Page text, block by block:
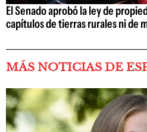
El Senado aprobó la ley de
capítulos de tierras rurales ni de
MÁS NOTICIAS DE